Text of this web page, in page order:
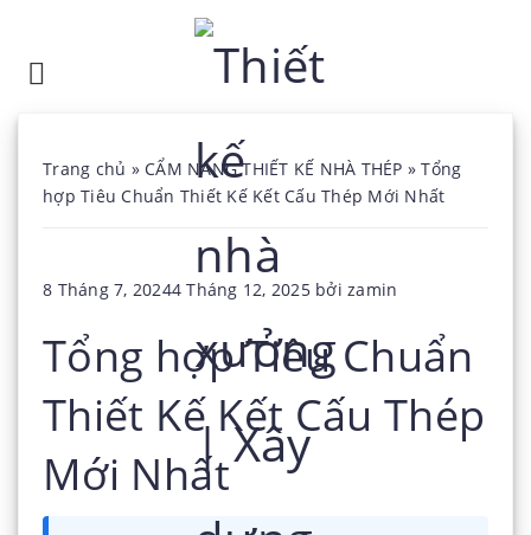
Trang chủ » CẨM NANG THIẾT KẾ NHÀ THÉP »Tổng
hợp Tiêu Chuẩn Thiết Kế Kết Cấu Thép Mới Nhất
Đăng
8 Tháng 7, 20244 Tháng 12, 2025bởi zamin
Tổng hợp Tiêu Chuẩn
Thiết Kế Kết Cấu Thép
Mới Nhất